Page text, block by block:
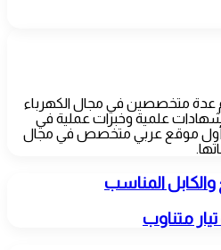
عدة متخصصين في مجال الكهرباء
علمية وخبرات عملية في
أول موقع عربي متخصص في مجال
المناسب
متناوب